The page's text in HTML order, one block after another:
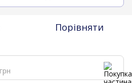
Порівняти